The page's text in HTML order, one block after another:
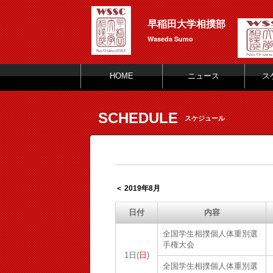
早稲田大学相撲部
Waseda Sumo
HOME ニュース ス
SCHEDULE スケジュール
＜ 2019年8月
日付 内容
1日(日 )
全国学生相撲個人体重別選
手権大会
全国学生相撲個人体重別選